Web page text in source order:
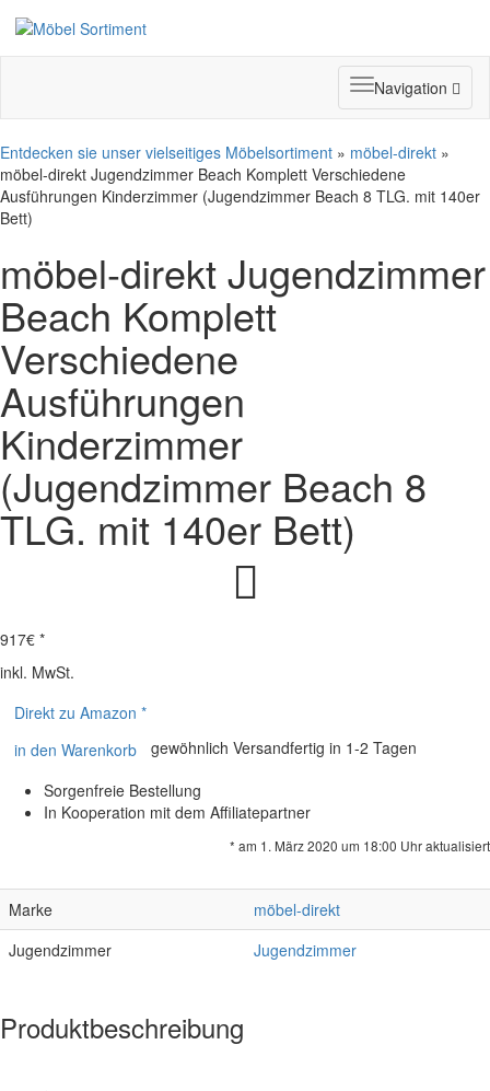
Toggle
navigation
Navigation
Entdecken sie unser vielseitiges Möbelsortiment » möbel-direkt »
möbel-direkt Jugendzimmer Beach Komplett Verschiedene
Ausführungen Kinderzimmer (Jugendzimmer Beach 8 TLG. mit 140er
Bett)
möbel-direkt Jugendzimmer
Beach Komplett
Verschiedene
Ausführungen
Kinderzimmer
(Jugendzimmer Beach 8
TLG. mit 140er Bett)
917€ *
inkl. MwSt.
Direkt zu Amazon *
in den Warenkorb
gewöhnlich Versandfertig in 1-2 Tagen
Sorgenfreie Bestellung
In Kooperation mit dem Affiliatepartner
* am 1. März 2020 um 18:00 Uhr aktualisiert
Marke
möbel-direkt
Jugendzimmer
Jugendzimmer
Produktbeschreibung